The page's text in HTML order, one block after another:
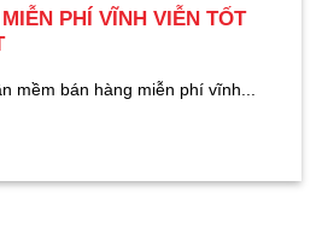
PHÍ VĨNH VIỄN TỐT
mềm bán hàng miễn phí vĩnh...